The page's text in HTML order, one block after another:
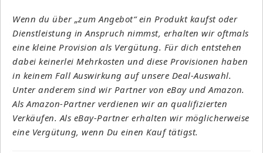
Wenn du über „zum Angebot“ ein Produkt kaufst oder
Dienstleistung in Anspruch nimmst, erhalten wir oftmals
eine kleine Provision als Vergütung. Für dich entstehen
dabei keinerlei Mehrkosten und diese Provisionen haben
in keinem Fall Auswirkung auf unsere Deal-Auswahl.
Unter anderem sind wir Partner von eBay und Amazon.
Als Amazon-Partner verdienen wir an qualifizierten
Verkäufen. Als eBay-Partner erhalten wir möglicherweise
eine Vergütung, wenn Du einen Kauf tätigst.